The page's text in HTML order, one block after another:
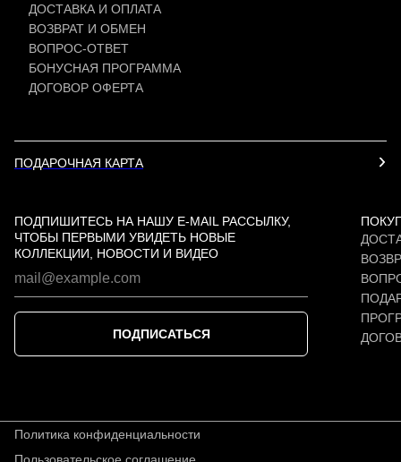
ДОСТАВКА И ОПЛАТА
ВОЗВРАТ И ОБМЕН
ВОПРОС-ОТВЕТ
БОНУСНАЯ ПРОГРАММА
ДОГОВОР ОФЕРТА
ПОДАРОЧНАЯ КАРТА
ПОДПИШИТЕСЬ НА НАШУ E-MAIL РАССЫЛКУ,
ЧТОБЫ ПЕРВЫМИ УВИДЕТЬ НОВЫЕ
КОЛЛЕКЦИИ, НОВОСТИ И ВИДЕО
ПОДПИСАТЬСЯ
Политика конфиденциальности
Пользовательское соглашение